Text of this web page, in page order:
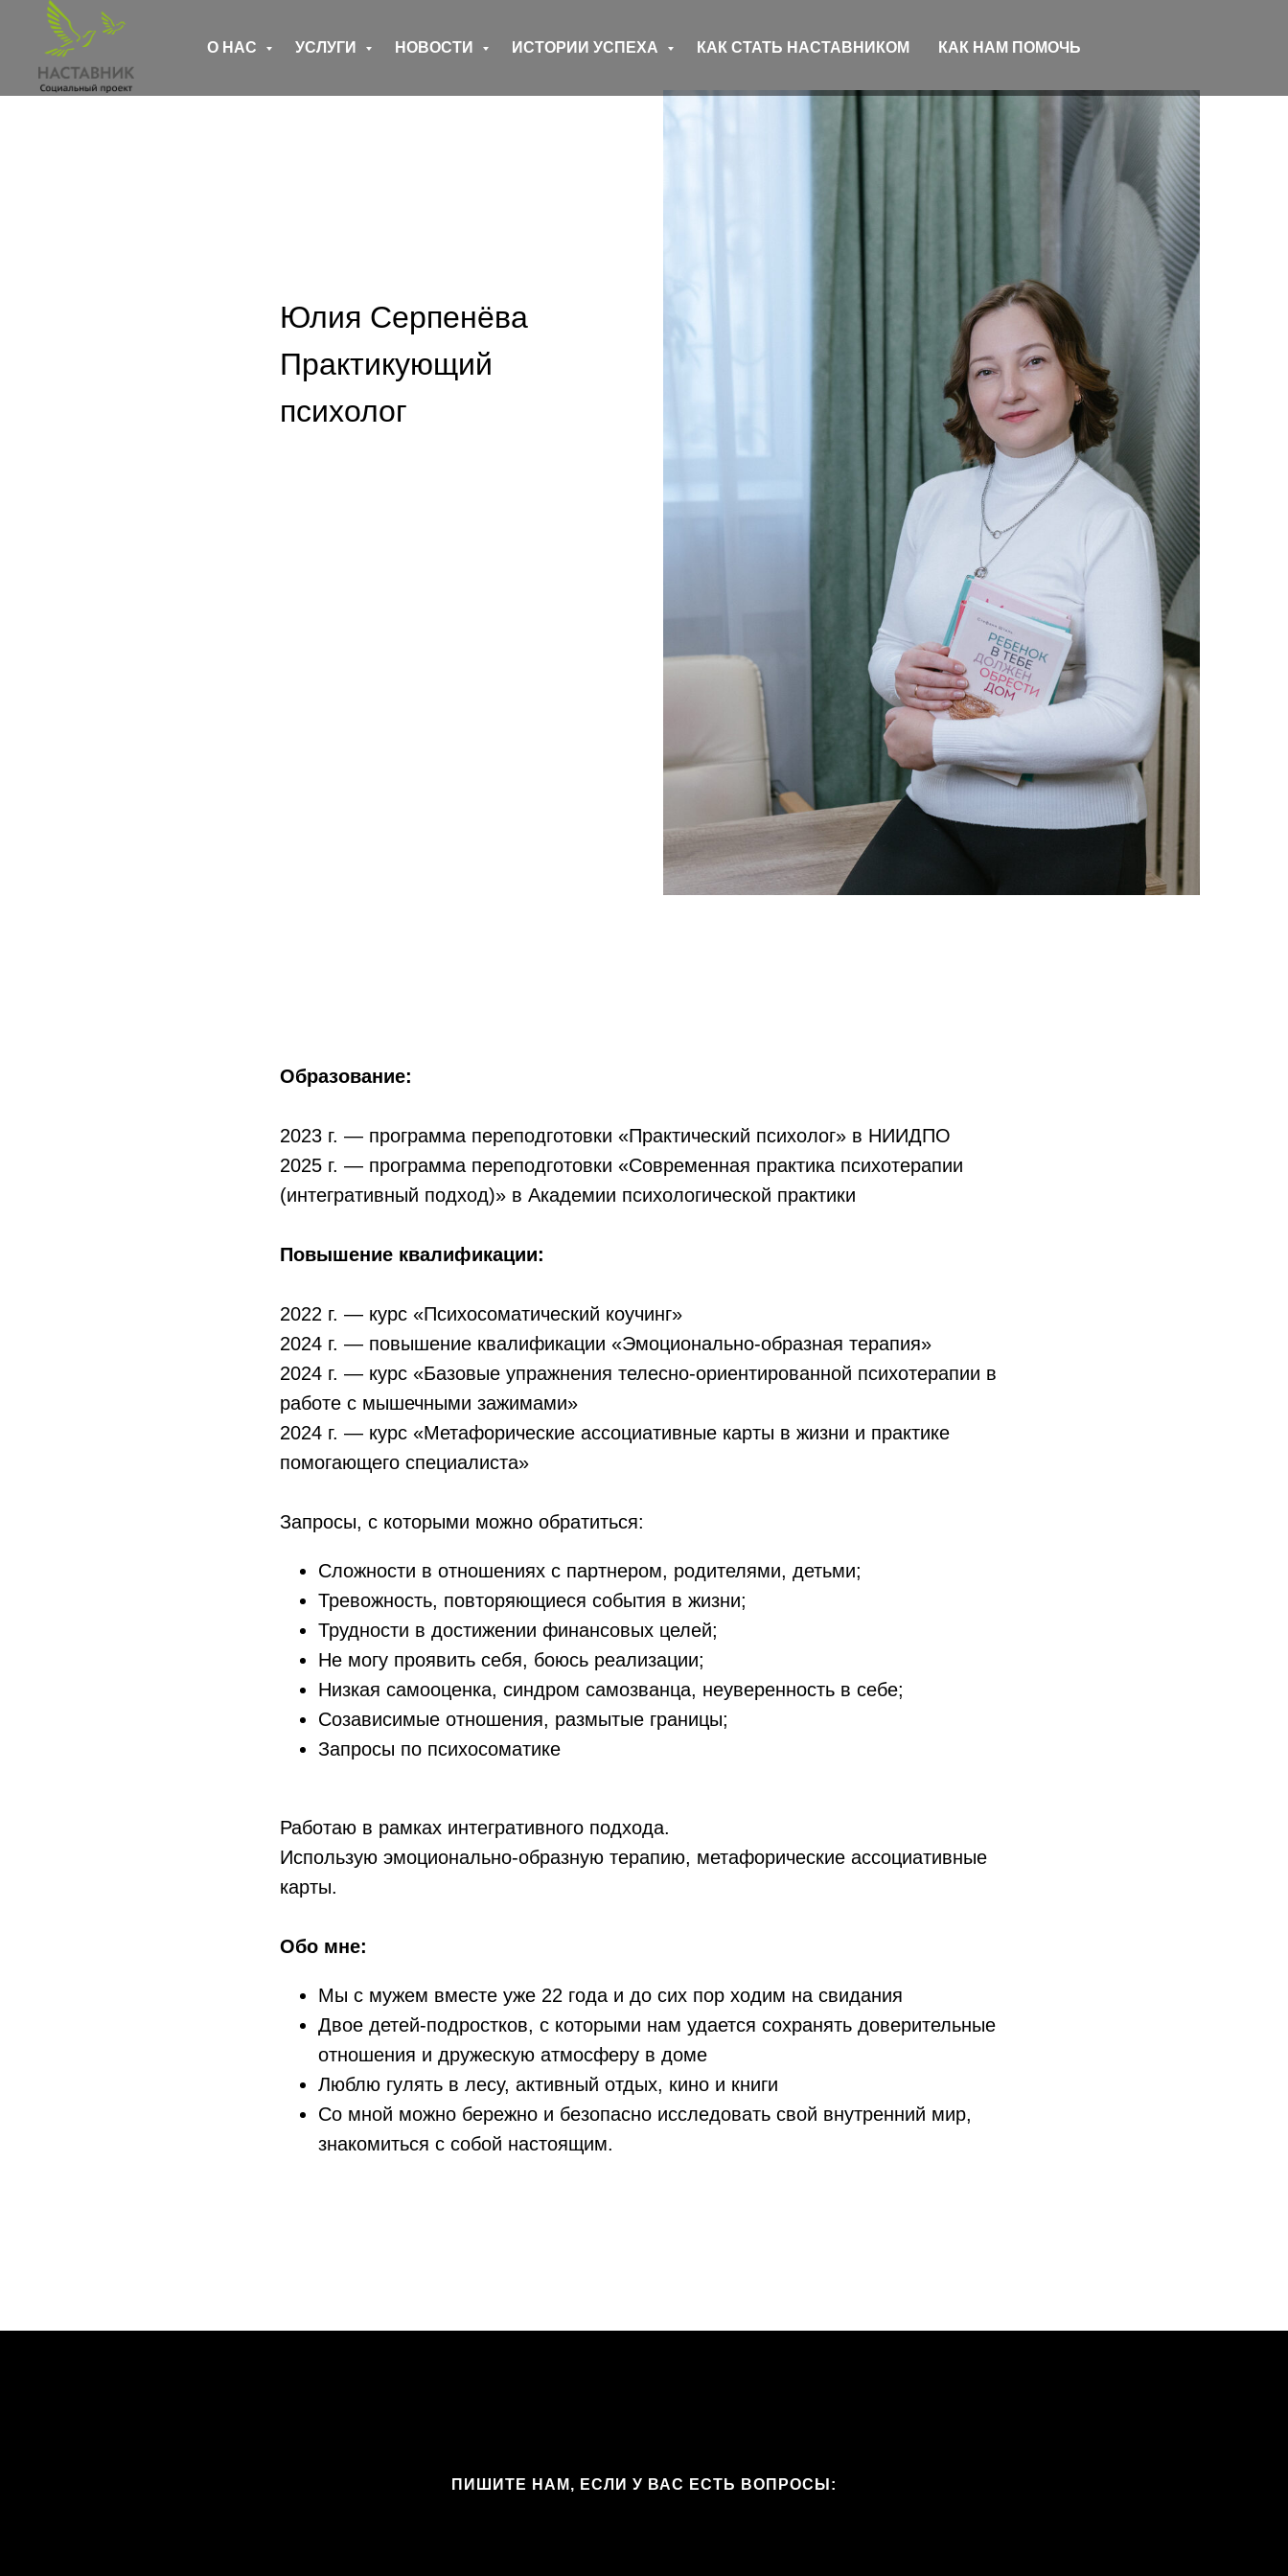
О НАС УСЛУГИ НОВОСТИ ИСТОРИИ УСПЕХА КАК СТАТЬ НАСТАВНИКОМ КАК НАМ ПОМОЧЬ
Юлия Серпенёва
Практикующий
психолог
Образование:
2023 г. — программа переподготовки «Практический психолог» в НИИДПО
2025 г. — программа переподготовки «Современная практика психотерапии
(интегративный подход)» в Академии психологической практики
Повышение квалификации:
2022 г. — курс «Психосоматический коучинг»
2024 г. — повышение квалификации «Эмоционально-образная терапия»
2024 г. — курс «Базовые упражнения телесно-ориентированной психотерапии в
работе с мышечными зажимами»
2024 г. — курс «Метафорические ассоциативные карты в жизни и практике
помогающего специалиста»
Запросы, с которыми можно обратиться:
Сложности в отношениях с партнером, родителями, детьми;
Тревожность, повторяющиеся события в жизни;
Трудности в достижении финансовых целей;
Не могу проявить себя, боюсь реализации;
Низкая самооценка, синдром самозванца, неуверенность в себе;
Созависимые отношения, размытые границы;
Запросы по психосоматике
Работаю в рамках интегративного подхода.
Использую эмоционально-образную терапию, метафорические ассоциативные
карты.
Обо мне:
Мы с мужем вместе уже 22 года и до сих пор ходим на свидания
Двое детей-подростков, с которыми нам удается сохранять доверительные
отношения и дружескую атмосферу в доме
Люблю гулять в лесу, активный отдых, кино и книги
Со мной можно бережно и безопасно исследовать свой внутренний мир,
знакомиться с собой настоящим.
ПИШИТЕ НАМ, ЕСЛИ У ВАС ЕСТЬ ВОПРОСЫ: